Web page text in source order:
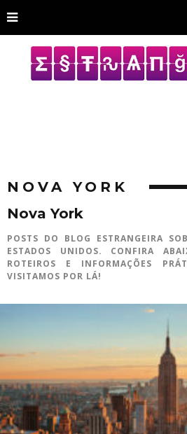
NOVA YORK
Nova York
POSTS DO BLOG ESTRANGEIRA
ESTADOS UNIDOS. CONFIRA
ROTEIROS E INFORMAÇÕES
VISITAMOS POR LÁ!